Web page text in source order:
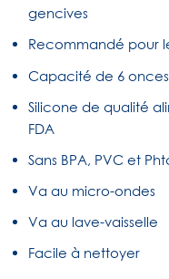
gencives
Recommandé pour
Capacité de 6 onces
Silicone de qualité
FDA
Sans BPA, PVC et
Va au micro-ondes
Va au lave-vaisselle
Facile à nettoyer